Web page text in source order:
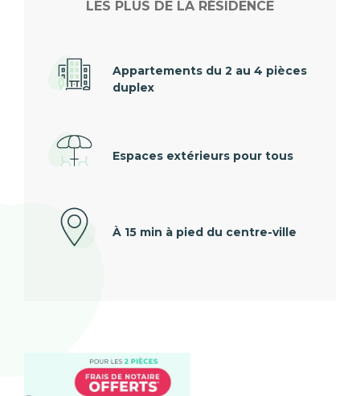
LES PLUS DE LA RÉSIDENCE
Appartements du 2 au 4 pièces
duplex
Espaces extérieurs pour tous
À 15 min à pied du centre-ville